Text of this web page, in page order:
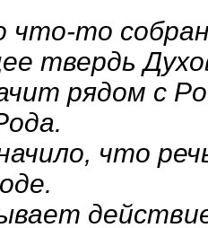
что-то
твердь
рядом с
что